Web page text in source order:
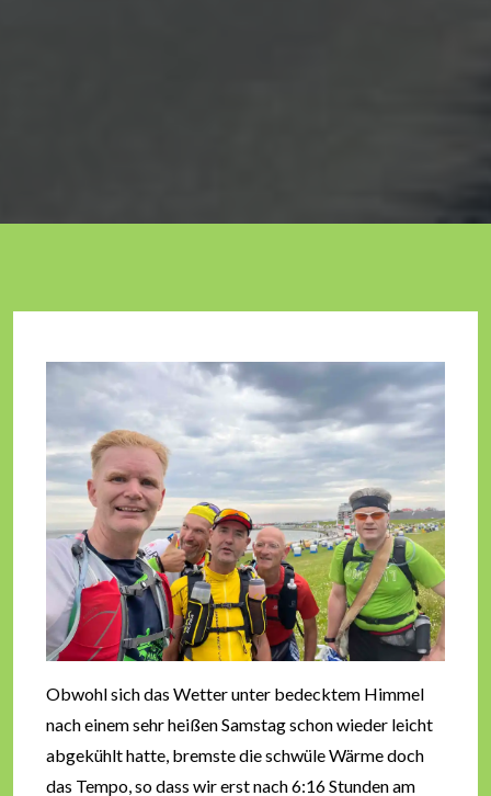
Obwohl sich das Wetter unter bedecktem Himmel
nach einem sehr heißen Samstag schon wieder leicht
abgekühlt hatte, bremste die schwüle Wärme doch
das Tempo, so dass wir erst nach 6:16 Stunden am